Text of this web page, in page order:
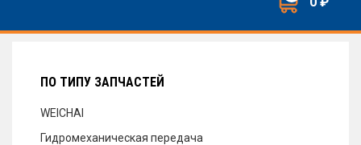
ПО ТИПУ ЗАПЧАСТЕЙ
WEICHAI
Гидромеханическая передача